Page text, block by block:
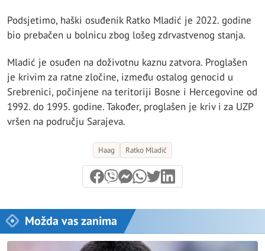
Podsjetimo, haški osuđenik Ratko Mladić je 2022. godine
bio prebačen u bolnicu zbog lošeg zdrvastvenog stanja.
Mladić je osuđen na doživotnu kaznu zatvora. Proglašen
je krivim za ratne zločine, između ostalog genocid u
Srebrenici, počinjene na teritoriji Bosne i Hercegovine od
1992. do 1995. godine. Također, proglašen je kriv i za UZP
vršen na području Sarajeva.
Haag Ratko Mladić
Možda vas zanima